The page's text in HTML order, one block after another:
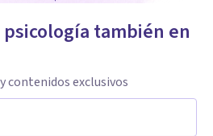
también en
contenidos exclusivos